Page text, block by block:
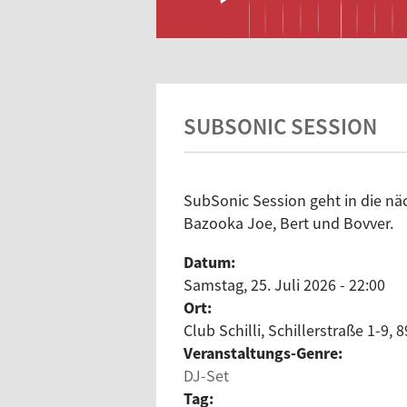
SUBSONIC SESSION
SubSonic Session geht in die
Bazooka Joe, Bert und Bovver.
Datum:
Samstag, 25. Juli 2026 - 22:00
Ort:
Club Schilli, Schillerstraße 1-9,
Veranstaltungs-Genre:
DJ-Set
Tag: